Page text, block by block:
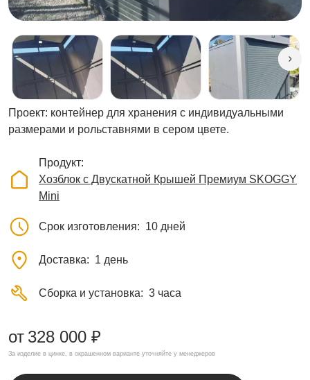
Проект: контейнер для хранения с индивидуальными
размерами и рольставнями в сером цвете.
Продукт
Хозблок с Двускатной Крышей Премиум SKOGGY
Mini
Срок изготовления 10 дней
Доставка 1 день
Сборка и установка 3 часа
от 328 000 ₽
За изделие в цинке, в окрашенном варианте уточняйте у менеджеров